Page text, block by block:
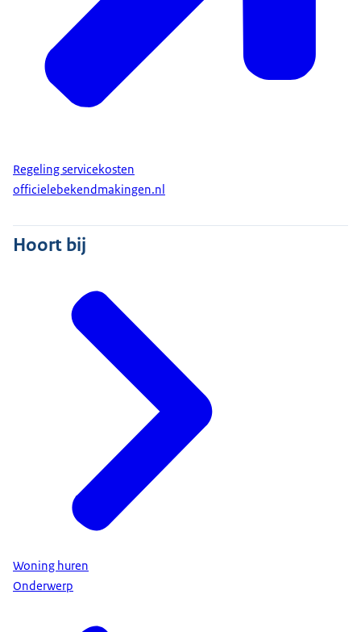
Regeling servicekosten
officielebekendmakingen.nl
Hoort bij
Woning huren
Onderwerp